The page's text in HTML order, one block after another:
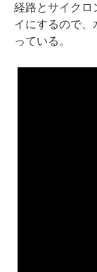
経路とサイクロ
イにするので、
っている。